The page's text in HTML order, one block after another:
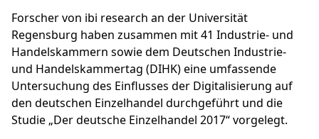
Forscher von ibi research an der Universität
Regensburg haben zusammen mit 41 Industrie- und
Handelskammern sowie dem Deutschen Industrie-
und Handelskammertag (DIHK) eine umfassende
Untersuchung des Einflusses der Digitalisierung auf
den deutschen Einzelhandel durchgeführt und die
Studie „Der deutsche Einzelhandel 2017“ vorgelegt.